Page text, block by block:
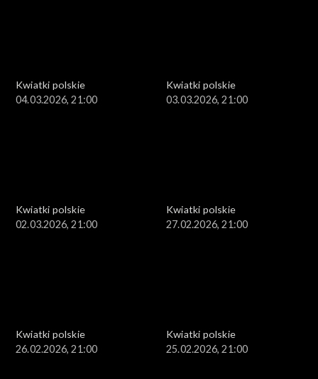
Kwiatki polskie
04.03.2026, 21:00
Kwiatki polskie
03.03.2026, 21:00
Kwiatki polskie
02.03.2026, 21:00
Kwiatki polskie
27.02.2026, 21:00
Kwiatki polskie
26.02.2026, 21:00
Kwiatki polskie
25.02.2026, 21:00